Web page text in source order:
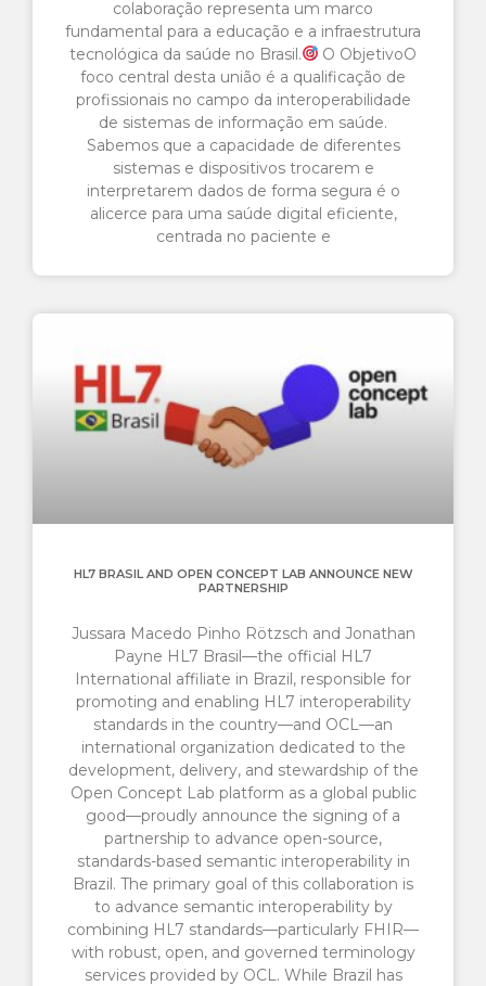
colaboração representa um marco
fundamental para a educação e a infraestrutura
tecnológica da saúde no Brasil.​
O Objetivo​O
foco central desta união é a qualificação de
profissionais no campo da interoperabilidade
de sistemas de informação em saúde.​
Sabemos que a capacidade de diferentes
sistemas e dispositivos trocarem e
interpretarem dados de forma segura é o
alicerce para uma saúde digital eficiente,
centrada no paciente e
HL7 BRASIL AND OPEN CONCEPT LAB ANNOUNCE NEW
PARTNERSHIP
Jussara Macedo Pinho Rötzsch and Jonathan
Payne HL7 Brasil—the official HL7
International affiliate in Brazil, responsible for
promoting and enabling HL7 interoperability
standards in the country—and OCL—an
international organization dedicated to the
development, delivery, and stewardship of the
Open Concept Lab platform as a global public
good—proudly announce the signing of a
partnership to advance open-source,
standards-based semantic interoperability in
Brazil. The primary goal of this collaboration is
to advance semantic interoperability by
combining HL7 standards—particularly FHIR—
with robust, open, and governed terminology
services provided by OCL. While Brazil has